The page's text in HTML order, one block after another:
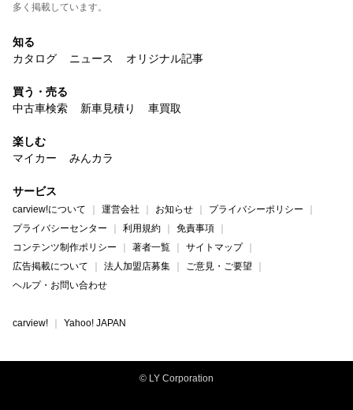
多く掲載しています。
知る
カタログ
ニュース オリジナル記事
買う・売る
中古車検索
新車見積り 車買取
楽しむ
マイカー
みんカラ
サービス
carview!について 運営会社 お知らせ
プライバシーポリシー
プライバシーセンター
利用規約
免責事項
コンテンツ制作ポリシー
著者一覧
サイトマップ
広告掲載について
法人加盟店募集
ご意見・ご要望
ヘルプ・お問い合わせ
carview! Yahoo! JAPAN
© LY Corporation